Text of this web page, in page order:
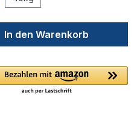
den
In den Warenkorb